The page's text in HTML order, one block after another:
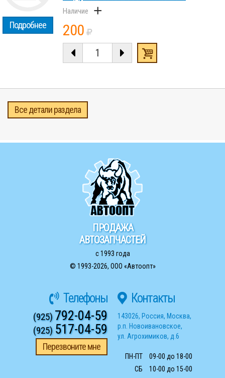
Подробнее
+
200
Все детали раздела
ПРОДАЖА
АВТОЗАПЧАСТЕЙ
с 1993 года
© 1993-2026, ООО «Автоопт»
Телефоны
(925)792-04-59
(925) 517-04-59
Перезвоните мне
Контакты
143026, Россия, Москва,
р.п. Новоивановское,
ул. Агрохимиков, д.6
ПН-ПТ
09-00 до 18-00
СБ
10-00 до 15-00